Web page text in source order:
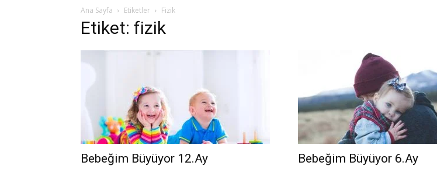
Cadı
Ana Sayfa Etiketler Fizik
Etiket: fizik
Bebeğim Büyüyor 12.Ay Bebeğim Büyüyor 6.Ay